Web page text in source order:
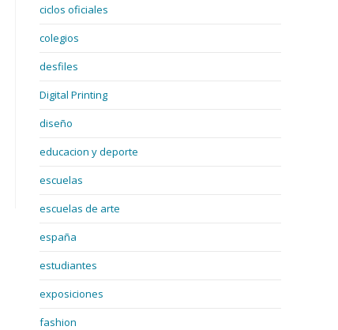
ciclos oficiales
colegios
desfiles
Digital Printing
diseño
educacion y deporte
escuelas
escuelas de arte
españa
estudiantes
exposiciones
fashion